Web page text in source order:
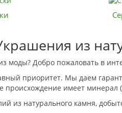
из
моды? Добро пожаловать в
приоритет. Мы даем
происхождение имеет
из натурального камня,